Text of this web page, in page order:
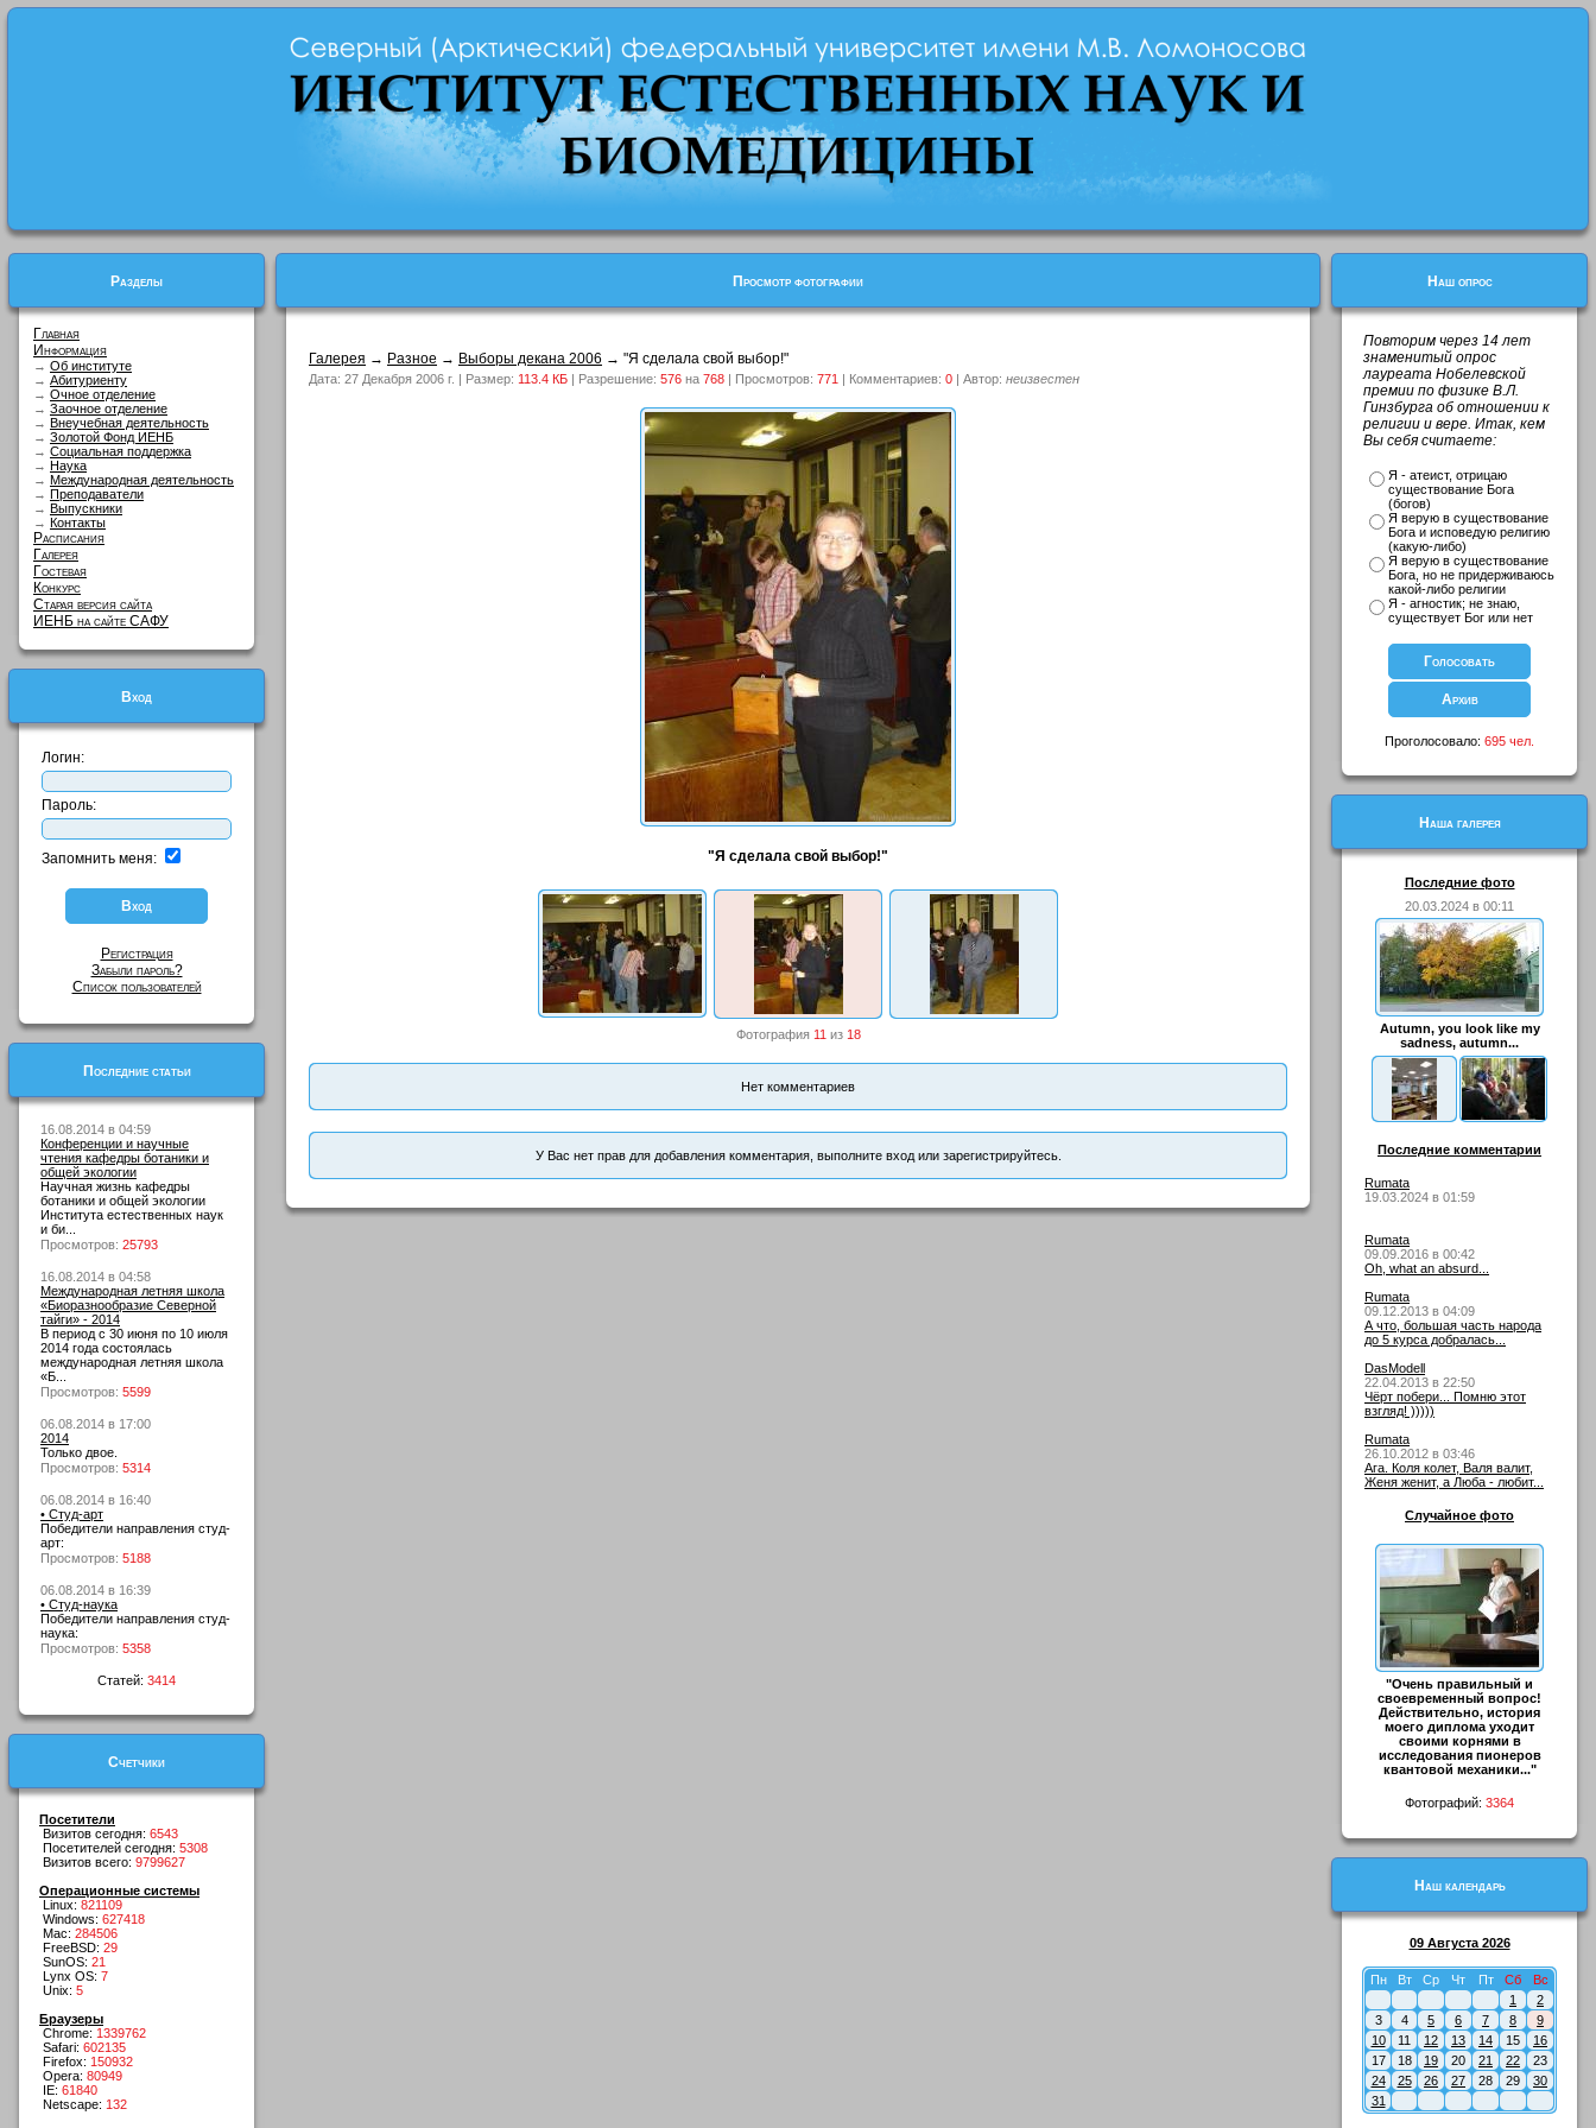
Разделы
Главная
Информация
→ Об институте
→ Абитуриенту
→ Очное отделение
→ Заочное отделение
→ Внеучебная деятельность
→ Золотой Фонд ИЕНБ
→ Социальная поддержка
→ Наука
→ Международная деятельность
→ Преподаватели
→ Выпускники
→ Контакты
Расписания
Галерея
Гостевая
Конкурс
Старая версия сайта
ИЕНБ на сайте САФУ
Вход
Логин:
Пароль:
Запомнить меня:
Регистрация
Забыли пароль?
Список пользователей
Последние статьи
16.08.2014 в 04:59
Конференции и научные
чтения кафедры ботаники и
общей экологии
Научная жизнь кафедры
ботаники и общей экологии
Института естественных наук
и би...
Просмотров: 25793
16.08.2014 в 04:58
Международная летняя школа
«Биоразнообразие Северной
тайги» - 2014
В период с 30 июня по 10 июля
2014 года состоялась
международная летняя школа
«Б...
Просмотров: 5599
06.08.2014 в 17:00
2014
Только двое.
Просмотров: 5314
06.08.2014 в 16:40
• Студ-арт
Победители направления студ-
арт:
Просмотров: 5188
06.08.2014 в 16:39
• Студ-наука
Победители направления студ-
наука:
Просмотров: 5358
Статей: 3414
Счетчики
Посетители
Визитов сегодня: 6543
Посетителей сегодня: 5308
Визитов всего: 9799627
Операционные системы
Linux: 821109
Windows: 627418
Mac: 284506
FreeBSD: 29
SunOS: 21
Lynx OS: 7
Unix: 5
Браузеры
Chrome: 1339762
Safari: 602135
Firefox: 150932
Opera: 80949
IE: 61840
Netscape: 132
Просмотр фотографии
Галерея → Разное → Выборы декана 2006 → "Я сделала свой выбор!"
Дата: 27 Декабря 2006 г. | Размер: 113.4 КБ | Разрешение: 576 на 768 | Просмотров: 771 | Комментариев: 0 | Автор: неизвестен
"Я сделала свой выбор!"
Фотография 11 из 18
Нет комментариев
У Вас нет прав для добавления комментария, выполните вход или зарегистрируйтесь.
Наш опрос
Повторим через 14 лет
знаменитый опрос
лауреата Нобелевской
премии по физике В.Л.
Гинзбурга об отношении к
религии и вере. Итак, кем
Вы себя считаете:
Я - атеист, отрицаю
существование Бога
(богов)
Я верую в существование
Бога и исповедую религию
(какую-либо)
Я верую в существование
Бога, но не придерживаюсь
какой-либо религии
Я - агностик; не знаю,
существует Бог или нет
Проголосовало: 695 чел.
Наша галерея
Последние фото
20.03.2024 в 00:11
Autumn, you look like my
sadness, autumn...
Последние комментарии
Rumata
19.03.2024 в 01:59
Rumata
09.09.2016 в 00:42
Oh, what an absurd...
Rumata
09.12.2013 в 04:09
А что, большая часть народа
до 5 курса добралась...
DasModell
22.04.2013 в 22:50
Чёрт побери... Помню этот
взгляд! )))))
Rumata
26.10.2012 в 03:46
Ага. Коля колет, Валя валит,
Женя женит, а Люба - любит...
Случайное фото
"Очень правильный и
своевременный вопрос!
Действительно, история
моего диплома уходит
своими корнями в
исследования пионеров
квантовой механики..."
Фотографий: 3364
Наш календарь
09 Августа 2026
Пн Вт Ср Чт Пт Сб
Вс
1
2
3
4 5 6 7 8
9
10
11 12 13 14 15
16
17
18 19 20 21 22
23
24
25 26 27 28 29
30
31